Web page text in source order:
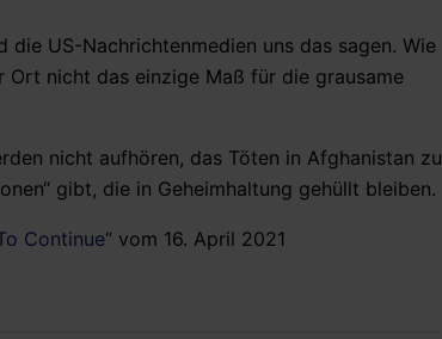
US-Nachrichtenmedien uns das sagen. Wie
Ort nicht das einzige Maß für die grausame
nicht aufhören, das Töten in Afghanistan zu
gibt, die in Geheimhaltung gehüllt bleiben.
Continue“ vom 16. April 2021